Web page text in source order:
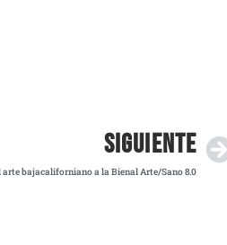
SIGUIENTE
bajacaliforniano a la Bienal Arte/Sano 8.0